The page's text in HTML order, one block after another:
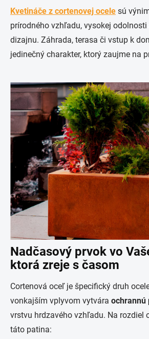
Kvetináče z cortenovej ocele sú
prírodného vzhľadu, vysokej
dizajnu. Záhrada, terasa či vstup k
jedinečný charakter, ktorý zaujme na
Nadčasový prvok vo
ktorá zreje s časom
Cortenová oceľ je špecifický druh
vonkajším vplyvom vytvára ochrannú
vrstvu hrdzavého vzhľadu. Na rozdiel
táto patina: